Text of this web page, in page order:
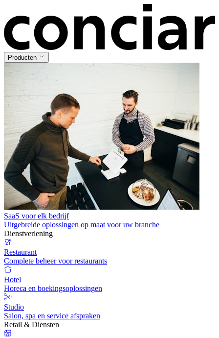
Producten
SaaS voor elk bedrijf
Uitgebreide oplossingen op maat voor uw branche
Dienstverlening
Restaurant
Complete beheer voor restaurants
Hotel
Horeca en boekingsoplossingen
Studio
Salon, spa en service afspraken
Retail & Diensten